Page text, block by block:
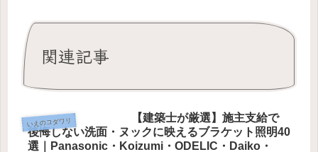
関連記事
いえのコダワリ
【建築士が厳選】施主支給で
後悔しない洗面・ヌックに映えるブラケット照明40
選｜Panasonic・Koizumi・ODELIC・Daiko・